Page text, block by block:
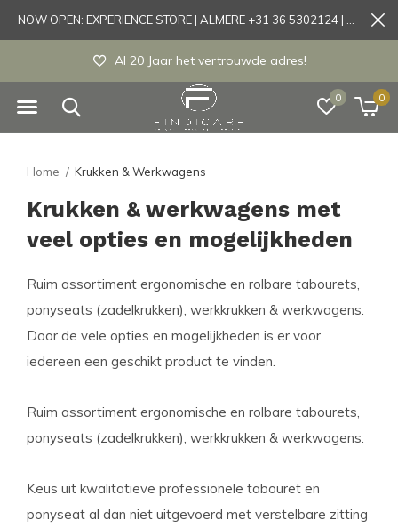
0 0
Al 20 Jaar het vertrouwde adres!
Home Krukken & Werkwagens
Krukken & werkwagens met
veel opties en mogelijkheden
Ruim assortiment ergonomische en rolbare tabourets,
ponyseats (zadelkrukken), werkkrukken & werkwagens.
Door de vele opties en mogelijkheden is er voor
iedereen een geschikt product te vinden.
Ruim assortiment ergonomische en rolbare tabourets,
ponyseats (zadelkrukken), werkkrukken & werkwagens.
Keus uit kwalitatieve professionele tabouret en
ponyseat al dan niet uitgevoerd met verstelbare zitting